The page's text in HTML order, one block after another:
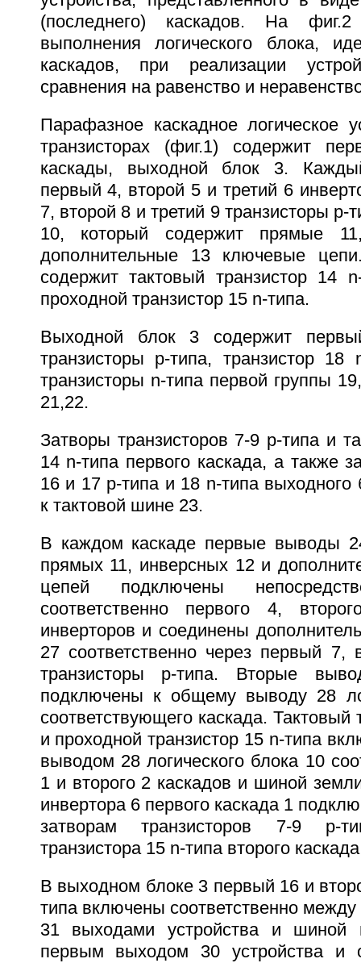
(последнего) каскадов. На
выполнения логического блока,
каскадов, при реализации
сравнения на равенство и
Парафазное каскадное логическое
транзисторах (фиг.1) содержит
каскады, выходной блок 3.
первый 4, второй 5 и третий 6
7, второй 8 и третий 9 транзисторы p-
10, который содержит прямые
дополнительные 13 ключевые
содержит тактовый транзистор 14
проходной транзистор 15 n-типа.
Выходной блок 3 содержит
транзисторы p-типа, транзистор 18
транзисторы n-типа первой группы
21,22.
Затворы транзисторов 7-9 p-типа и
14 n-типа первого каскада, а также
16 и 17 p-типа и 18 n-типа
к тактовой шине 23.
В каждом каскаде первые выводы
прямых 11, инверсных 12 и
цепей подключены
соответственно первого 4,
инверторов и соединены
27 соответственно через первый 7,
транзисторы p-типа. Вторые
подключены к общему выводу 28
соответствующего каскада. Тактовый
и проходной транзистор 15 n-типа
выводом 28 логического блока 10
1 и второго 2 каскадов и шиной
инвертора 6 первого каскада 1
затворам транзисторов 7-9 p-
транзистора 15 n-типа второго
В выходном блоке 3 первый 16 и
типа включены соответственно
31 выходами устройства и шиной
первым выходом 30 устройства